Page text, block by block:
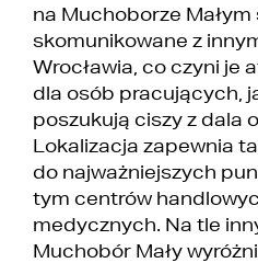
na Muchoborze
skomunikowane z
Wrocławia, co czyni je
dla osób pracujących,
poszukują ciszy z dala
Lokalizacja zapewnia
do najważniejszych
tym centrów
medycznych. Na tle
Muchobór Mały